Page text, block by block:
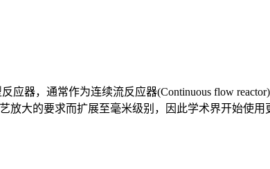
器，通常作为连续流反应器(Continuous flow
放大的要求而扩展至毫米级别，因此学术界开始使用